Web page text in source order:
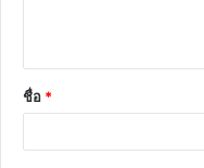
ชื่อ *